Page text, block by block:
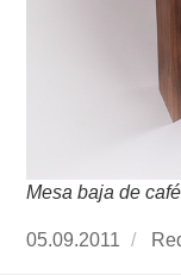
Mesa baja de
Publicado
05.09.2011